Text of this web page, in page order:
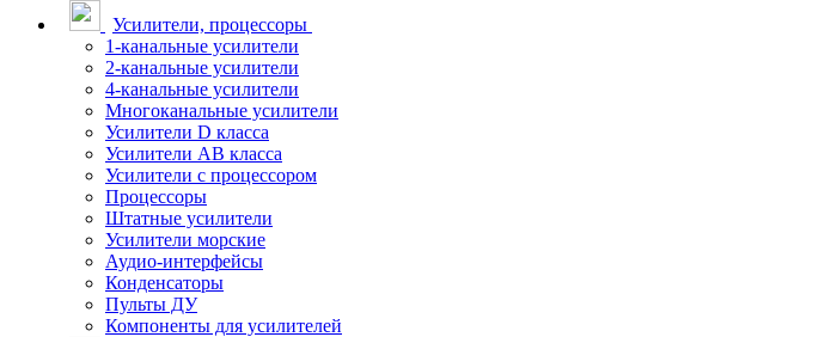
Усилители, процессоры
1-канальные усилители
2-канальные усилители
4-канальные усилители
Многоканальные усилители
Усилители D класса
Усилители АВ класса
Усилители с процессором
Процессоры
Штатные усилители
Усилители морские
Аудио-интерфейсы
Конденсаторы
Пульты ДУ
Компоненты для усилителей